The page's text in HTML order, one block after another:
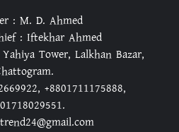
: M. D. Ahmed
: Iftekhar Ahmed
Tower, Lalkhan Bazar,
+8801711175888,